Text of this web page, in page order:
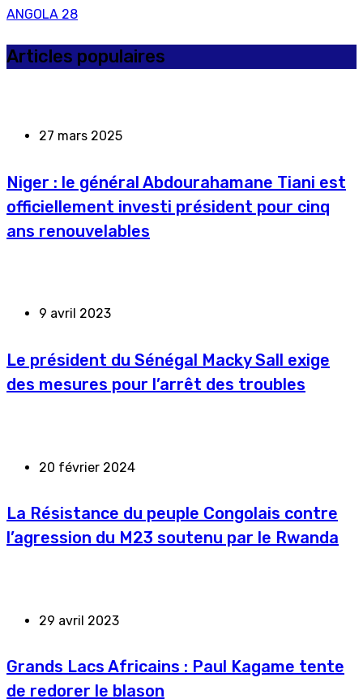
ANGOLA 28
Articles populaires
27 mars 2025
Niger : le général Abdourahamane Tiani est
officiellement investi président pour cinq
ans renouvelables
9 avril 2023
Le président du Sénégal Macky Sall exige
des mesures pour l’arrêt des troubles
20 février 2024
La Résistance du peuple Congolais contre
l’agression du M23 soutenu par le Rwanda
29 avril 2023
Grands Lacs Africains : Paul Kagame tente
de redorer le blason